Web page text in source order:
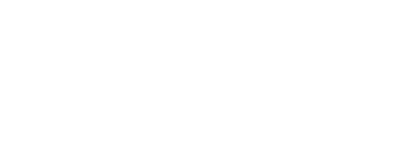
się z
nas o tym, wysyłając e-mail na